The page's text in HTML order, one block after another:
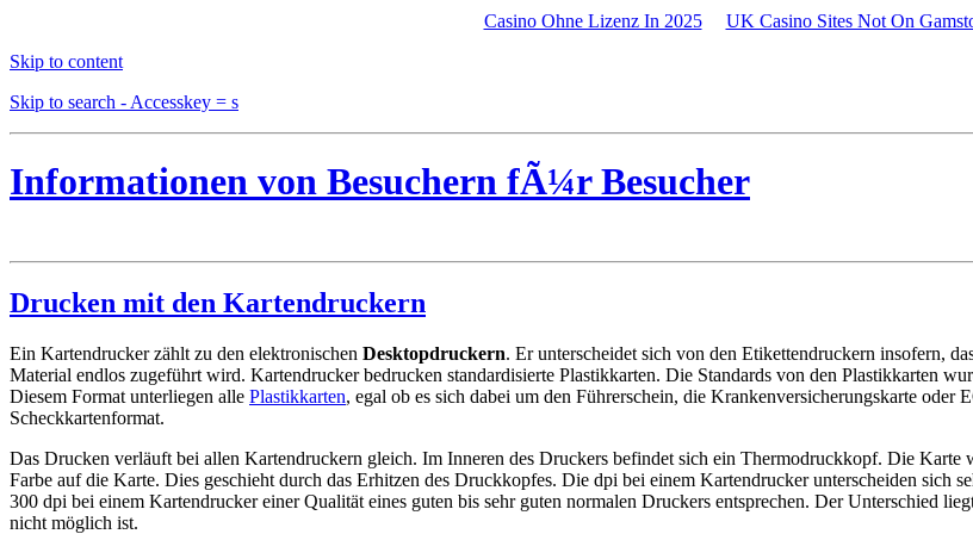
Casino Ohne Lizenz In 2025 UK Casino Sites Not On
Skip to content
Skip to search - Accesskey = s
Informationen von Besuchern fÃ¼r Besucher
Drucken mit den Kartendruckern
Ein Kartendrucker zählt zu den elektronischen Desktopdruckern. Er unterscheidet sich von den Etikettendruckern insofern,
Material endlos zugeführt wird. Kartendrucker bedrucken standardisierte Plastikkarten. Die Standards von den Plastikkarten
Diesem Format unterliegen alle Plastikkarten, egal ob es sich dabei um den Führerschein, die Krankenversicherungskarte
Scheckkartenformat.
Das Drucken verläuft bei allen Kartendruckern gleich. Im Inneren des Druckers befindet sich ein Thermodruckkopf. Die
Farbe auf die Karte. Dies geschieht durch das Erhitzen des Druckkopfes. Die dpi bei einem Kartendrucker unterscheiden sich
300 dpi bei einem Kartendrucker einer Qualität eines guten bis sehr guten normalen Druckers entsprechen. Der Unterschied
nicht möglich ist.